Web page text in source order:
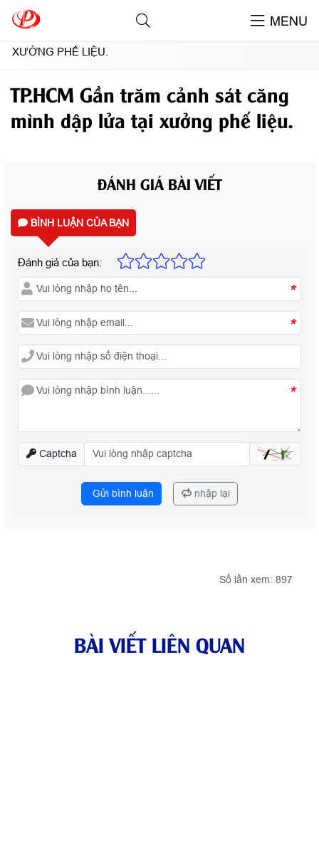
MENU
TIN TỨC NỔI BẬT
XƯỞNG PHẾ LIỆU.
TP.HCM Gần trăm cảnh sát căng
mình dập lửa tại xưởng phế liệu.
ĐÁNH GIÁ BÀI VIẾT
BÌNH LUẬN CỦA BẠN
Đánh giá của bạn:
*
*
*
Captcha
Gửi bình luận nhập lại
Số lần xem: 897
BÀI VIẾT LIÊN QUAN